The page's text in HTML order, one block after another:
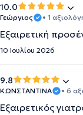
10.0
Γεώργιος • 1
Εξαιρετική
10 Ιουλίου 2026
9.8
ΚΩΝΣΤΑΝΤΙΝΑ • 6
Εξαιρετικός